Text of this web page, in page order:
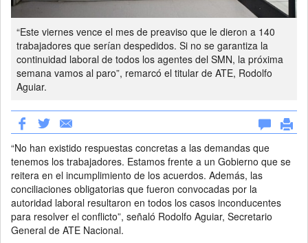
“Este viernes vence el mes de preaviso que le dieron a 140
trabajadores que serían despedidos. Si no se garantiza la
continuidad laboral de todos los agentes del SMN, la próxima
semana vamos al paro”, remarcó el titular de ATE, Rodolfo
Aguiar.
“No han existido respuestas concretas a las demandas que
tenemos los trabajadores. Estamos frente a un Gobierno que se
reitera en el incumplimiento de los acuerdos. Además, las
conciliaciones obligatorias que fueron convocadas por la
autoridad laboral resultaron en todos los casos inconducentes
para resolver el conflicto”, señaló Rodolfo Aguiar, Secretario
General de ATE Nacional.